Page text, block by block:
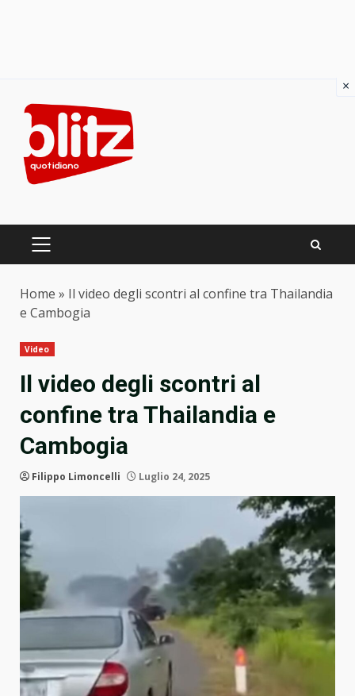
content
PRIMARY
Home » Il video degli scontri al confine tra Thailandia
e Cambogia
Video
Il video degli scontri al
confine tra Thailandia e
Cambogia
Filippo Limoncelli Luglio 24, 2025
×